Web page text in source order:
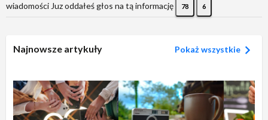
wiadomości Juz oddałeś głos na tą informację 78 6
Najnowsze artykuły Pokaż wszystkie